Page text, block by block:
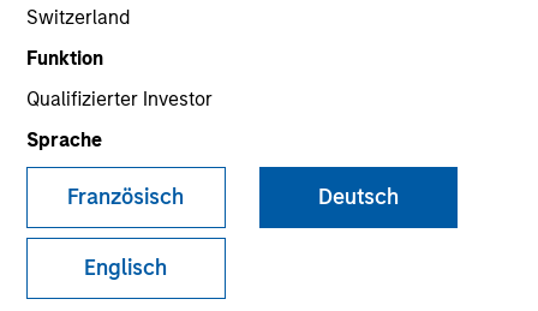
Switzerland
Funktion
Qualifizierter Investor
Sprache
Französisch Deutsch
Englisch